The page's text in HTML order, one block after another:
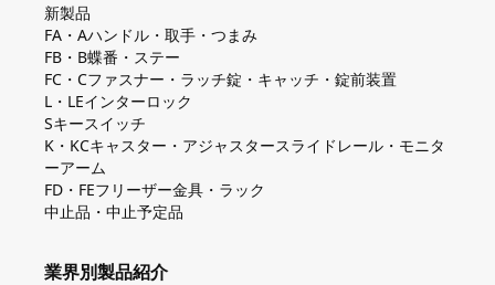
新製品
FA・Aハンドル・取手・つまみ
FB・B蝶番・ステー
FC・Cファスナー・ラッチ錠・キャッチ・錠前装置
L・LEインターロック
Sキースイッチ
K・KCキャスター・アジャスタースライドレール・モニタ
ーアーム
FD・FEフリーザー金具・ラック
中止品・中止予定品
業界別製品紹介